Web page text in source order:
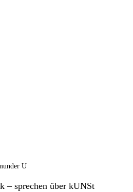
U
– sprechen über kUNSt